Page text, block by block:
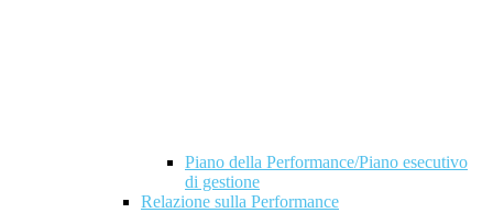
Piano della Performance/Piano esecutivo
di gestione
Relazione sulla Performance